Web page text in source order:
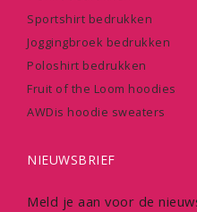
Sportshirt bedrukken
Joggingbroek bedrukken
Poloshirt bedrukken
Fruit of the Loom hoodies
AWDis hoodie sweaters
NIEUWSBRIEF
Meld je aan voor de